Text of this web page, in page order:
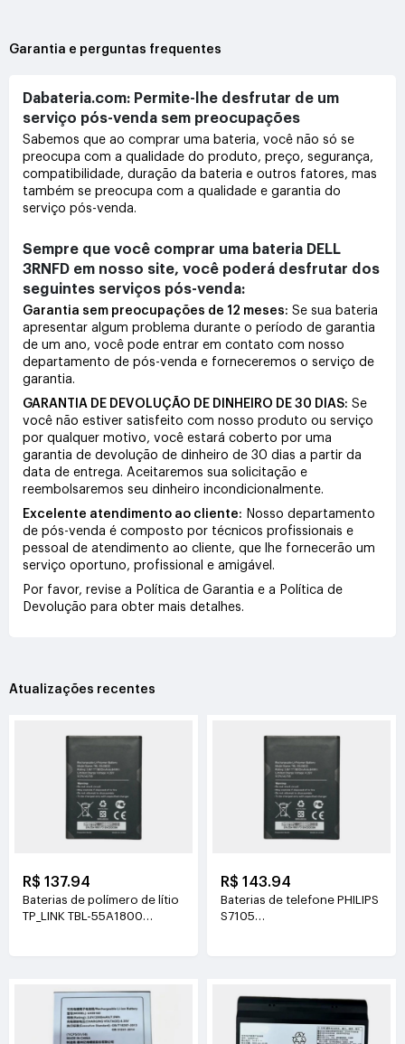
Garantia e perguntas frequentes
Dabateria.com: Permite-lhe desfrutar de um
serviço pós-venda sem preocupações
Sabemos que ao comprar uma bateria, você não só se
preocupa com a qualidade do produto, preço, segurança,
compatibilidade, duração da bateria e outros fatores, mas
também se preocupa com a qualidade e garantia do
serviço pós-venda.
Sempre que você comprar uma bateria DELL
3RNFD em nosso site, você poderá desfrutar dos
seguintes serviços pós-venda:
Garantia sem preocupações de 12 meses: Se sua bateria
apresentar algum problema durante o período de garantia
de um ano, você pode entrar em contato com nosso
departamento de pós-venda e forneceremos o serviço de
garantia.
GARANTIA DE DEVOLUÇÃO DE DINHEIRO DE 30 DIAS: Se
você não estiver satisfeito com nosso produto ou serviço
por qualquer motivo, você estará coberto por uma
garantia de devolução de dinheiro de 30 dias a partir da
data de entrega. Aceitaremos sua solicitação e
reembolsaremos seu dinheiro incondicionalmente.
Excelente atendimento ao cliente: Nosso departamento
de pós-venda é composto por técnicos profissionais e
pessoal de atendimento ao cliente, que lhe fornecerão um
serviço oportuno, profissional e amigável.
Por favor, revise a Política de Garantia e a Política de
Devolução para obter mais detalhes.
Atualizações recentes
R$ 137.94
Baterias de polímero de lítio
TP_LINK TBL-55A1800
R$ 143.94
Baterias de telefone PHILIPS
S7105